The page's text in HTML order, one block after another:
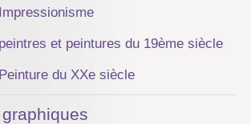
et peintures du 19ème siècle
du XXe siècle